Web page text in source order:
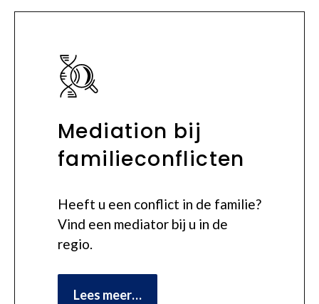
Mediation bij
familieconflicten
Heeft u een conflict in de familie?
Vind een mediator bij u in de
regio.
Lees meer…